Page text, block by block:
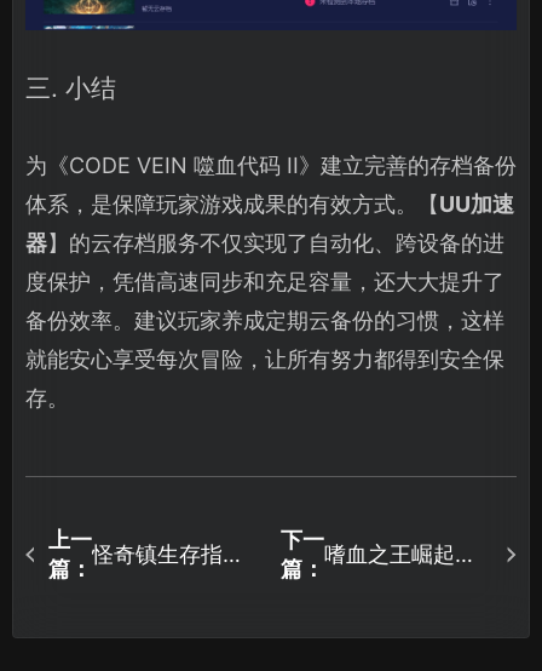
三. 小结
为《CODE VEIN 噬血代码 II》建立完善的存档备份
体系，是保障玩家游戏成果的有效方式。【UU加速
器】的云存档服务不仅实现了自动化、跨设备的进
度保护，凭借高速同步和充足容量，还大大提升了
备份效率。建议玩家养成定期云备份的习惯，这样
就能安心享受每次冒险，让所有努力都得到安全保
存。
上一
篇：
怪奇镇生存指南
一键修复！
下一
篇：
嗜血之王崛起加
卡顿指南！